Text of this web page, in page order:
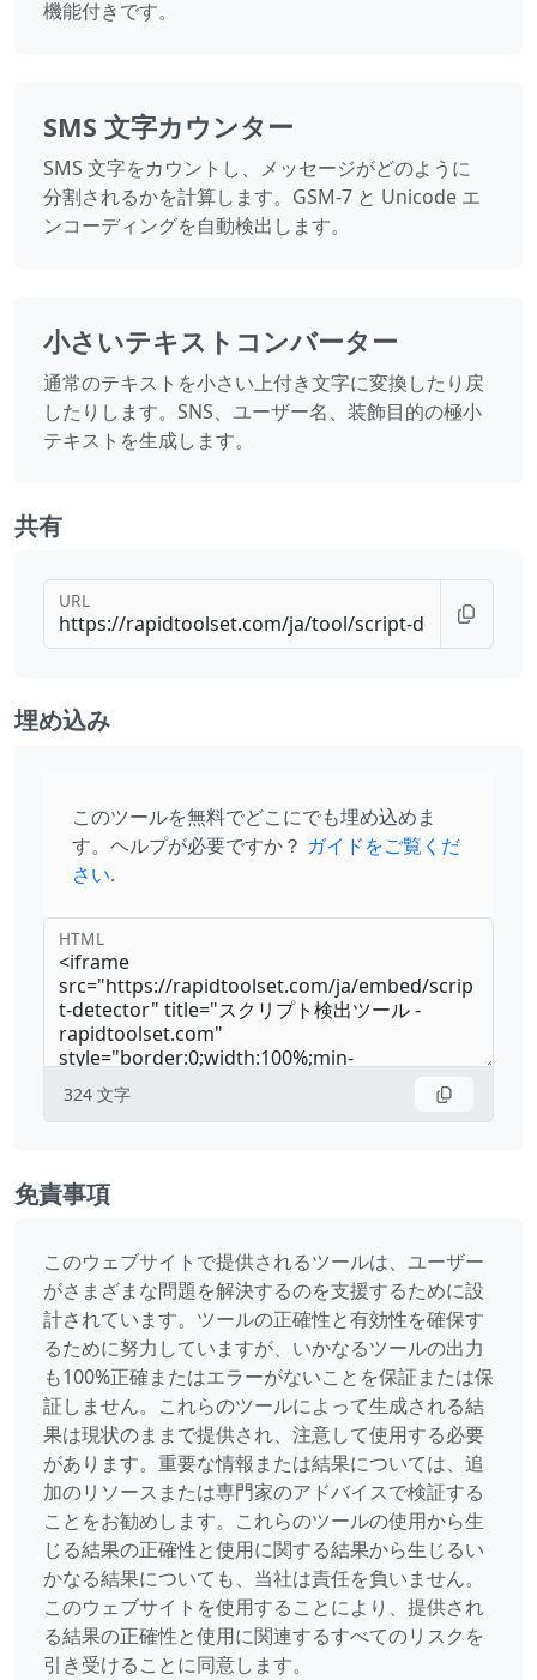
機能付きです。
SMS 文字カウンター
SMS 文字をカウントし、メッセージがどのように
分割されるかを計算します。GSM-7 と Unicode エ
ンコーディングを自動検出します。
小さいテキストコンバーター
通常のテキストを小さい上付き文字に変換したり戻
したりします。SNS、ユーザー名、装飾目的の極小
テキストを生成します。
共有
URL
埋め込み
このツールを無料でどこにでも埋め込めま
す。ヘルプが必要ですか？ ガイドをご覧くだ
さい.
HTML
324 文字
免責事項
このウェブサイトで提供されるツールは、ユーザー
がさまざまな問題を解決するのを支援するために設
計されています。ツールの正確性と有効性を確保す
るために努力していますが、いかなるツールの出力
も100%正確またはエラーがないことを保証または保
証しません。これらのツールによって生成される結
果は現状のままで提供され、注意して使用する必要
があります。重要な情報または結果については、追
加のリソースまたは専門家のアドバイスで検証する
ことをお勧めします。これらのツールの使用から生
じる結果の正確性と使用に関する結果から生じるい
かなる結果についても、当社は責任を負いません。
このウェブサイトを使用することにより、提供され
る結果の正確性と使用に関連するすべてのリスクを
引き受けることに同意します。